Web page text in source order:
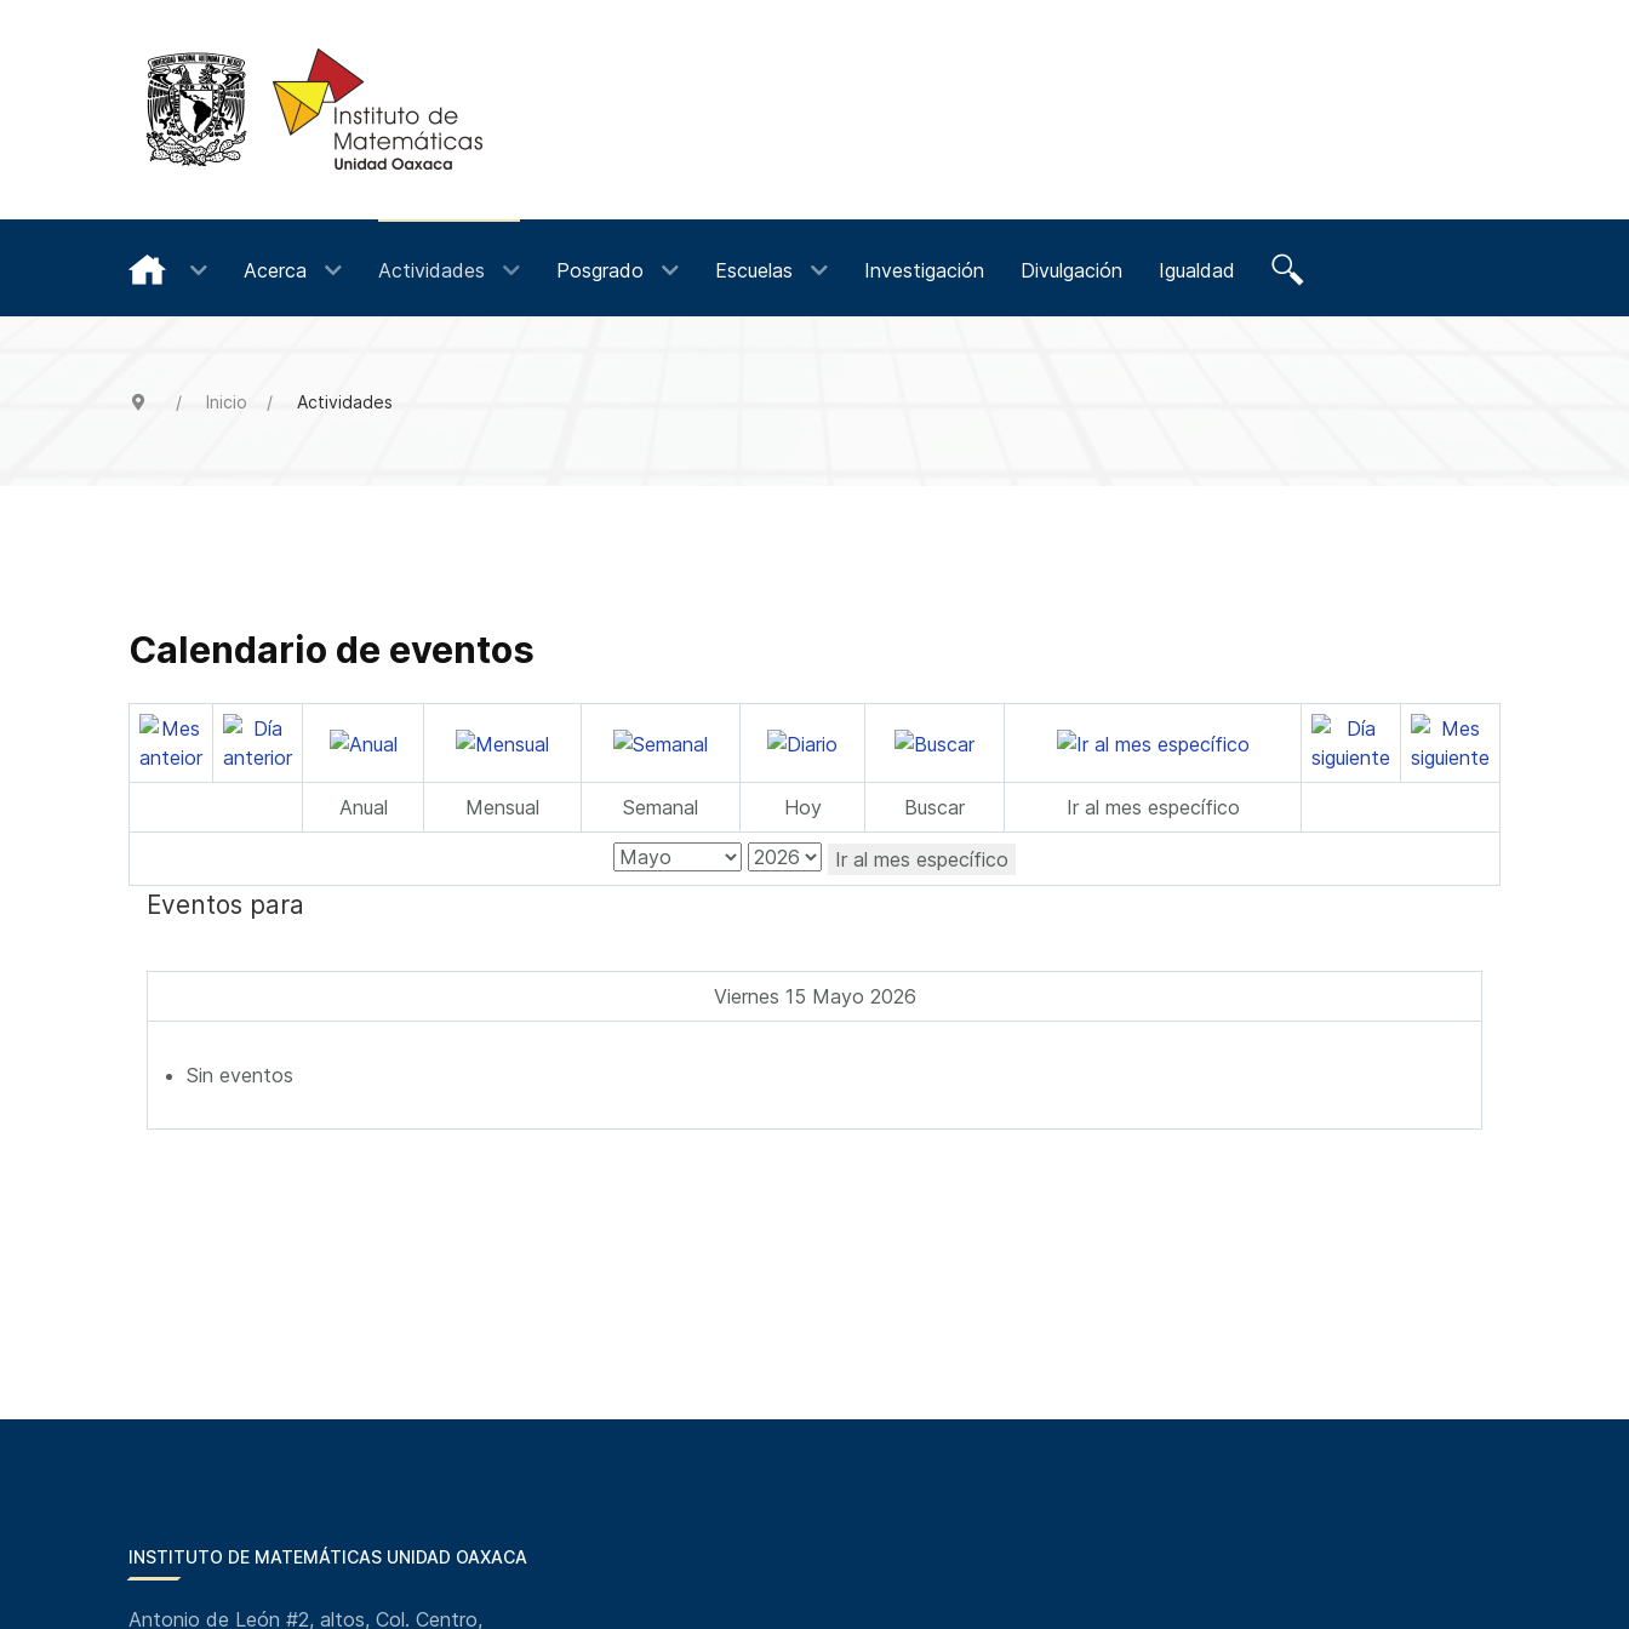
Acerca Actividades Posgrado Escuelas Investigación Divulgación Igualdad
Inicio Actividades
Calendario de eventos
Anual Mensual Semanal Hoy Buscar Ir al mes específico
Ir al mes específico
Eventos para
Viernes 15 Mayo 2026
Sin eventos
INSTITUTO DE MATEMÁTICAS UNIDAD OAXACA
Antonio de León #2, altos, Col. Centro,